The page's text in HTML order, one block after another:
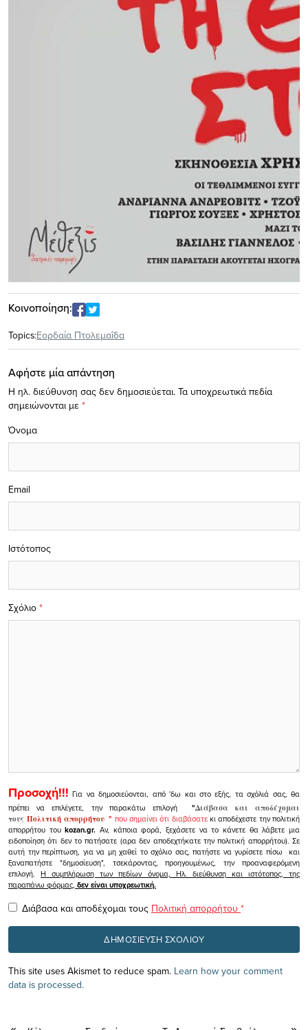
Κοινοποίηση:
Topics:Εορδαία Πτολεμαΐδα
Αφήστε μία απάντηση
Η ηλ. διεύθυνση σας δεν δημοσιεύεται. Τα υποχρεωτικά πεδία
σημειώνονται με *
Σχόλιο *
Όνομα
Email
Ιστότοπος
Προσοχή!!! Για να δημοσιεύονται, από 'δω και στο εξής, τα σχόλιά σας, θα
πρέπει να επιλέγετε, την παρακάτω επιλογή
"Διάβασα και αποδέχομαι
τουςΠολιτική απορρήτου" που σημαίνει ότι διαβάσατεκι αποδέχεστε την πολιτική
απορρήτου τουkozan.gr. Αν, κάποια φορά, ξεχάσετε να το κάνετε θα λάβετε μια
ειδοποίηση ότι δεν το πατήσατε (αρα δεν αποδεχτήκατε την πολιτική απορρήτου). Σε
αυτή την περίπτωση, για να μη χαθεί το σχόλιο σας, πατήστε να γυρίσετε πίσω και
ξαναπατήστε "δημοσίευση", τσεκάροντας, προηγουμένως, την προαναφερόμενη
επιλογή.Η συμπλήρωση των πεδίων όνομα, Ηλ. διεύθυνση και ιστότοπος, της
παραπάνω φόρμας, δεν είναι υποχρεωτική.
Διάβασα και αποδέχομαι τους Πολιτική απορρήτου *
This site uses Akismet to reduce spam. Learn how your comment
data is processed.